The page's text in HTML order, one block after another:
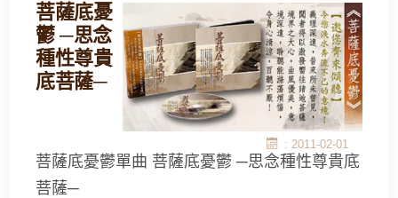
菩薩底憂
鬱 ─思念
種性尊貴
底菩薩─
: 2011-02-01
菩薩底憂鬱單曲 菩薩底憂鬱 ─思念種性尊貴底
菩薩─